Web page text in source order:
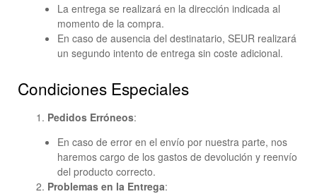
La entrega se realizará en la dirección indicada al
momento de la compra.
En caso de ausencia del destinatario, SEUR realizará
un segundo intento de entrega sin coste adicional.
Condiciones Especiales
Pedidos Erróneos:
En caso de error en el envío por nuestra parte, nos
haremos cargo de los gastos de devolución y reenvío
del producto correcto.
Problemas en la Entrega: